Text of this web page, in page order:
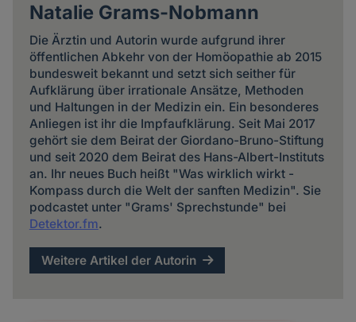
Natalie Grams-Nobmann
Die Ärztin und Autorin wurde aufgrund ihrer
öffentlichen Abkehr von der Homöopathie ab 2015
bundesweit bekannt und setzt sich seither für
Aufklärung über irrationale Ansätze, Methoden
und Haltungen in der Medizin ein. Ein besonderes
Anliegen ist ihr die Impfaufklärung. Seit Mai 2017
gehört sie dem Beirat der Giordano-Bruno-Stiftung
und seit 2020 dem Beirat des Hans-Albert-Instituts
an. Ihr neues Buch heißt "Was wirklich wirkt -
Kompass durch die Welt der sanften Medizin". Sie
podcastet unter "Grams' Sprechstunde" bei
Detektor.fm.
Weitere Artikel der Autorin